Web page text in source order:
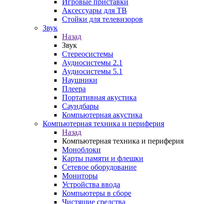
Игровые приставки
Аксессуары для ТВ
Стойки для телевизоров
Звук
Назад
Звук
Стереосистемы
Аудиосистемы 2.1
Аудиосистемы 5.1
Наушники
Плеера
Портативная акустика
Саундбары
Компьютерная акустика
Компьютерная техника и периферия
Назад
Компьютерная техника и периферия
Моноблоки
Карты памяти и флешки
Сетевое оборудование
Мониторы
Устройства ввода
Компьютеры в сборе
Чистящие средства